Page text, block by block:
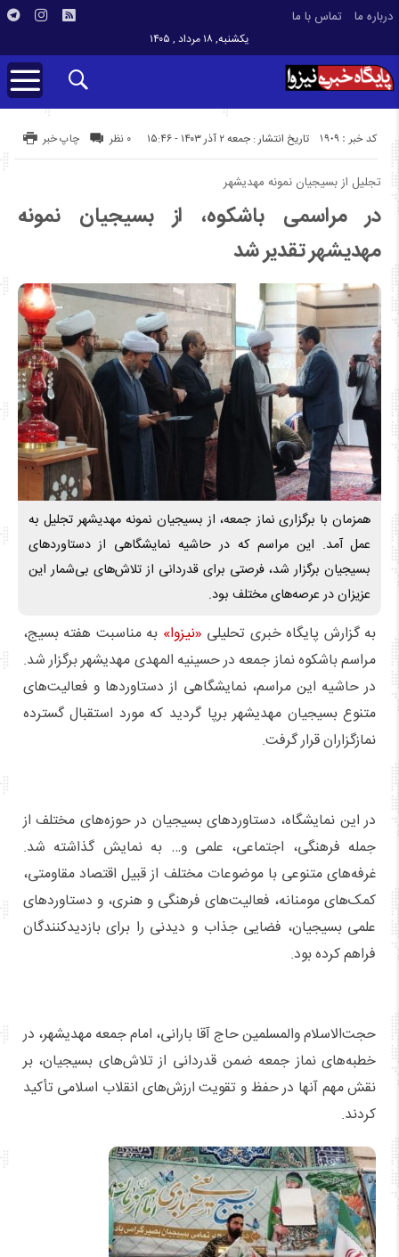
درباره ما تماس با ما
یکشنبه, ۱۸ مرداد , ۱۴۰۵
تاریخ انتشار : جمعه ۲ آذر ۱۴۰۳ - ۱۵:۴۶ کد خبر : 1909 چاپ خبر ۰ نظر
تجلیل از بسیجیان نمونه مهدیشهر
در مراسمی باشکوه، از بسیجیان نمونه
مهدیشهر تقدیر شد
همزمان با برگزاری نماز جمعه، از بسیجیان نمونه مهدیشهر تجلیل به
عمل آمد. این مراسم که در حاشیه نمایشگاهی از دستاوردهای
بسیجیان برگزار شد، فرصتی برای قدردانی از تلاش‌های بی‌شمار این
عزیزان در عرصه‌های مختلف بود.
به گزارش پایگاه خبری تحلیلی «نیزوا» به مناسبت هفته بسیج،
مراسم باشکوه نماز جمعه در حسینیه المهدی مهدیشهر برگزار شد.
در حاشیه این مراسم، نمایشگاهی از دستاوردها و فعالیت‌های
متنوع بسیجیان مهدیشهر برپا گردید که مورد استقبال گسترده
نمازگزاران قرار گرفت.
در این نمایشگاه، دستاوردهای بسیجیان در حوزه‌های مختلف از
جمله فرهنگی، اجتماعی، علمی و… به نمایش گذاشته شد.
غرفه‌های متنوعی با موضوعات مختلف از قبیل اقتصاد مقاومتی،
کمک‌های مومنانه، فعالیت‌های فرهنگی و هنری، و دستاوردهای
علمی بسیجیان، فضایی جذاب و دیدنی را برای بازدیدکنندگان
فراهم کرده بود.
حجت‌الاسلام والمسلمین حاج آقا بارانی، امام جمعه مهدیشهر، در
خطبه‌های نماز جمعه ضمن قدردانی از تلاش‌های بسیجیان، بر
نقش مهم آنها در حفظ و تقویت ارزش‌های انقلاب اسلامی تأکید
کردند.